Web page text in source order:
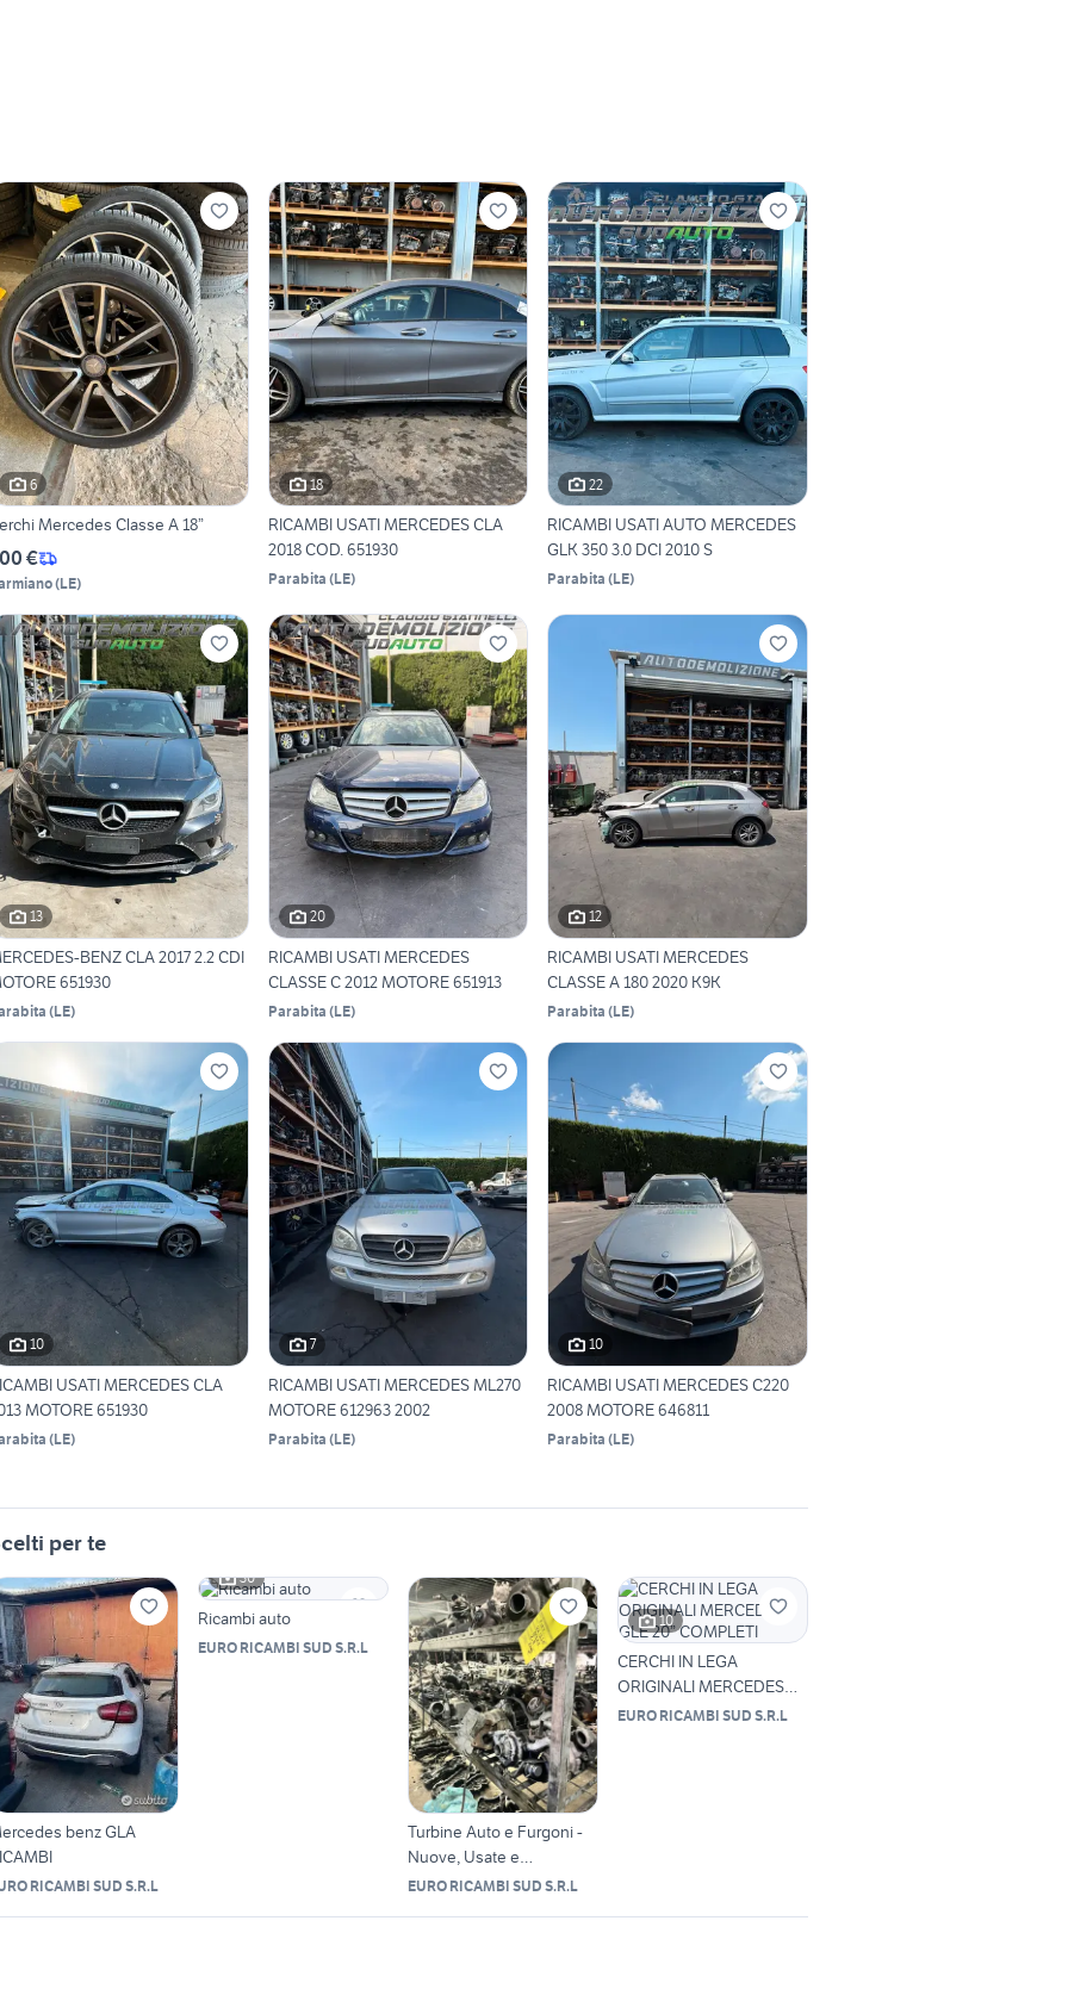
6
Mercedes Classe A 18”
€
(LE)
18
RICAMBI USATI MERCEDES CLA
2018 COD. 651930
Parabita (LE)
22
RICAMBI USATI AUTO MERCEDES
GLK 350 3.0 DCI 2010 S
Parabita (LE)
13
BENZ CLA 2017 2.2 CDI
651930
(LE)
20
RICAMBI USATI MERCEDES
CLASSE C 2012 MOTORE 651913
Parabita (LE)
12
RICAMBI USATI MERCEDES
CLASSE A 180 2020 K9K
Parabita (LE)
10
USATI MERCEDES CLA
MOTORE 651930
(LE)
7
RICAMBI USATI MERCEDES ML270
MOTORE 612963 2002
Parabita (LE)
10
RICAMBI USATI MERCEDES C220
2008 MOTORE 646811
Parabita (LE)
per te
benz GLA
RICAMBI SUD S.R.L
30
Ricambi auto
EURO RICAMBI SUD S.R.L
Turbine Auto e Furgoni -
Nuove, Usate e
Rigenerate
EURO RICAMBI SUD S.R.L
10
CERCHI IN LEGA
ORIGINALI MERCEDES
GLE 20” COMPLETI
EURO RICAMBI SUD S.R.L